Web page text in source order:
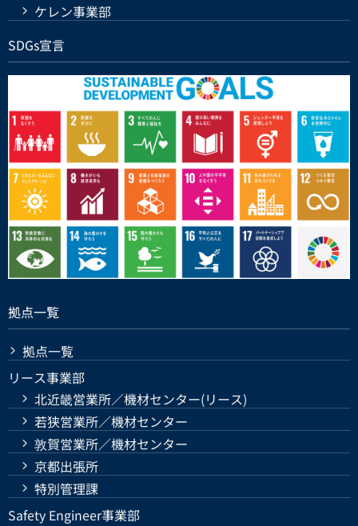
ケレン事業部
SDGs宣言
拠点一覧
拠点一覧
リース事業部
北近畿営業所／機材センター(リース)
若狭営業所／機材センター
敦賀営業所／機材センター
京都出張所
特別管理課
Safety Engineer事業部